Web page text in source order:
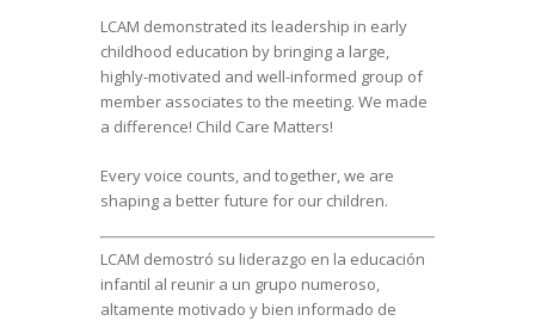
LCAM demonstrated its leadership in early
childhood education by bringing a large,
highly-motivated and well-informed group of
member associates to the meeting. We made
a difference! Child Care Matters!
Every voice counts, and together, we are
shaping a better future for our children.
LCAM demostró su liderazgo en la educación
infantil al reunir a un grupo numeroso,
altamente motivado y bien informado de